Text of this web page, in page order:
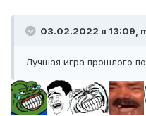
03.02.2022 в 13:09,
Лучшая игра прошлого